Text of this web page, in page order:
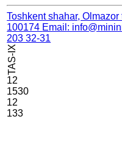
Toshkent shahar,
100174 Email:
203 32-31
TAS-IX
12
1530
12
133